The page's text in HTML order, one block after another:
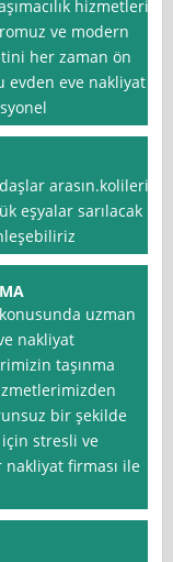
hizmetleri
ve modern
her zaman ön
evden eve nakliyat
arasın.kolileri
eşyalar sarılacak
uzman
nakliyat
taşınma
bir şekilde
için stresli ve
nakliyat firması ile